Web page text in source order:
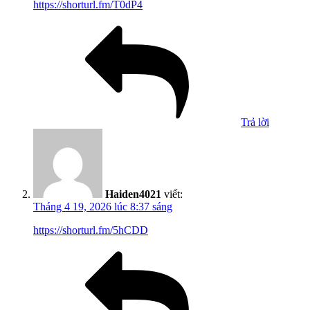
https://shorturl.fm/T0dP4
Trả lời
Haiden4021 viết:
Tháng 4 19, 2026 lúc 8:37 sáng
https://shorturl.fm/5hCDD